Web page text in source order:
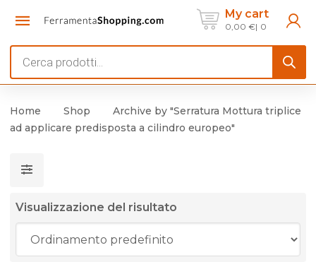
My cart
0,00 € 0
search
Home Shop
Archive by "Serratura Mottura triplice
ad applicare predisposta a cilindro europeo"
Visualizzazione del risultato